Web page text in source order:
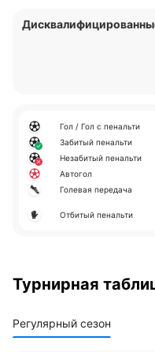
Гол / Гол с пенальти
Забитый пенальти
Незабитый пенальти
Автогол
Голевая передача
Отбитый пенальти
Турнирная
Регулярный сезон